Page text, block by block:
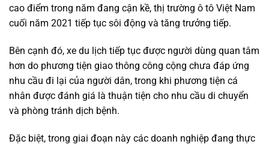
cao điểm trong năm đang cận kề, thị trường ô tô Việt Nam
cuối năm 2021 tiếp tục sôi động và tăng trưởng tiếp.
Bên cạnh đó, xe du lịch tiếp tục được người dùng quan tâm
hơn do phương tiện giao thông công cộng chưa đáp ứng
nhu cầu đi lại của người dân, trong khi phương tiện cá
nhân được đánh giá là thuận tiện cho nhu cầu di chuyển
và phòng tránh dịch bệnh.
Đặc biệt, trong giai đoạn này các doanh nghiệp đang thực